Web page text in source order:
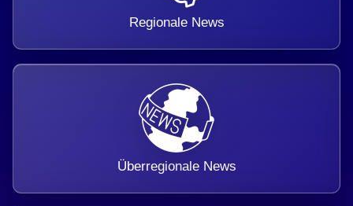
Regionale News
Überregionale News